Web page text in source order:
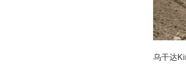
乌干达